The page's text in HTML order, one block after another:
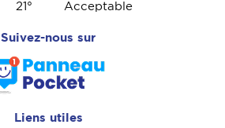
21°
Acceptable
Suivez-nous sur
Liens utiles